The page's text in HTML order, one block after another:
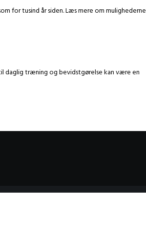
for tusind år siden. Læs mere om mulighederne
daglig træning og bevidstgørelse kan være en